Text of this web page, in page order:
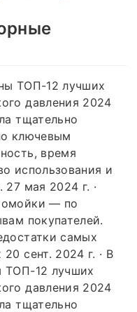
ТОП-12 лучших
давления 2024
тщательно
ключевым
время
использования и
мая 2024 г. ·
— по
покупателей.
самых
сент. 2024 г. · В
ТОП-12 лучших
давления 2024
тщательно